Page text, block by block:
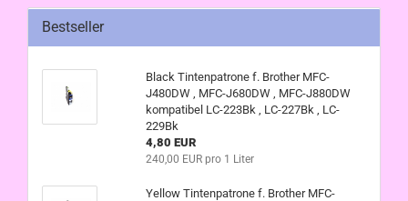
Bestseller
Black Tintenpatrone f. Brother MFC-
J480DW , MFC-J680DW , MFC-J880DW
kompatibel LC-223Bk , LC-227Bk , LC-
229Bk
4,80 EUR
240,00 EUR pro 1 Liter
Yellow Tintenpatrone f. Brother MFC-